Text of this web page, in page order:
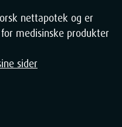
i nye omgivelser
huden etter trening
etter svømming
av vind og kulde
nettapotek og er
medisinske produkter
sider